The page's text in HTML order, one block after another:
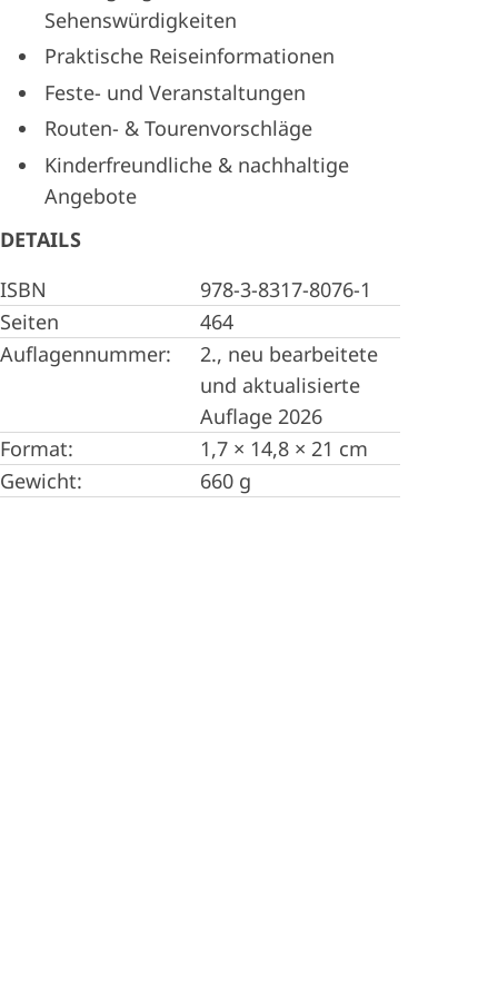
Sehenswürdigkeiten
Praktische Reiseinformationen
Feste- und Veranstaltungen
Routen- & Tourenvorschläge
Kinderfreundliche & nachhaltige
Angebote
DETAILS
ISBN
978-3-8317-8076-1
Seiten
464
Auflagennummer:
2., neu bearbeitete
und aktualisierte
Auflage 2026
Format:
1,7 × 14,8 × 21 cm
Gewicht:
660 g